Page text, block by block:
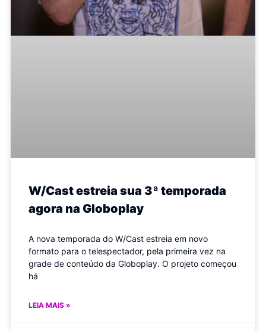
W/Cast estreia sua 3ª temporada
agora na Globoplay
A nova temporada do W/Cast estreia em novo
formato para o telespectador, pela primeira vez na
grade de conteúdo da Globoplay. O projeto começou
há
LEIA MAIS »